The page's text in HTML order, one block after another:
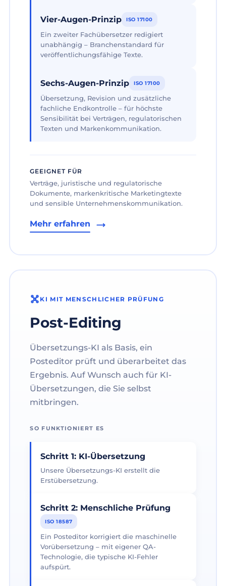
Vier-Augen-Prinzip ISO 17100
Ein zweiter Fachübersetzer redigiert
unabhängig – Branchenstandard für
veröffentlichungsfähige Texte.
Sechs-Augen-Prinzip ISO 17100
Übersetzung, Revision und zusätzliche
fachliche Endkontrolle – für höchste
Sensibilität bei Verträgen, regulatorischen
Texten und Markenkommunikation.
GEEIGNET FÜR
Verträge, juristische und regulatorische
Dokumente, markenkritische Marketingtexte
und sensible Unternehmenskommunikation.
Mehr erfahren
KI MIT MENSCHLICHER PRÜFUNG
Post-Editing
Übersetzungs-KI als Basis, ein
Posteditor prüft und überarbeitet das
Ergebnis. Auf Wunsch auch für KI-
Übersetzungen, die Sie selbst
mitbringen.
SO FUNKTIONIERT ES
Schritt 1: KI-Übersetzung
Unsere Übersetzungs-KI erstellt die
Erstübersetzung.
Schritt 2: Menschliche Prüfung
ISO 18587
Ein Posteditor korrigiert die maschinelle
Vorübersetzung – mit eigener QA-
Technologie, die typische KI-Fehler
aufspürt.